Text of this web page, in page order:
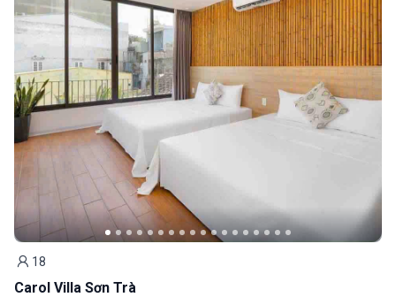
Khách
18
Carol Villa Sơn Trà